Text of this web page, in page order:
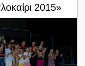
2015»